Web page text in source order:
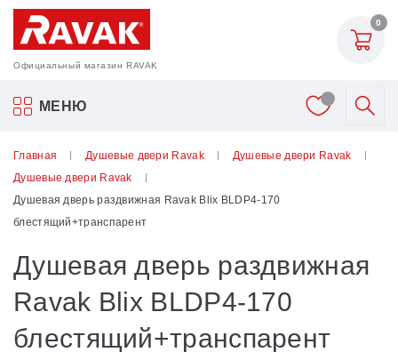
Официальный магазин RAVAK
0
МЕНЮ
Акриловые ванны Ravak
Шторки для ванн
Аксессуары
Унитазы и биде
Главная Душевые двери Ravak
Душевые двери Ravak
Душевые двери Ravak
Душевая дверь раздвижная Ravak Blix BLDP4-170
блестящий+транспарент
Душевая дверь раздвижная
Ravak Blix BLDP4-170
блестящий+транспарент